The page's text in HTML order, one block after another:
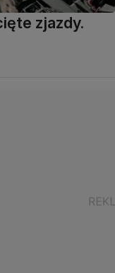
zjazdy.